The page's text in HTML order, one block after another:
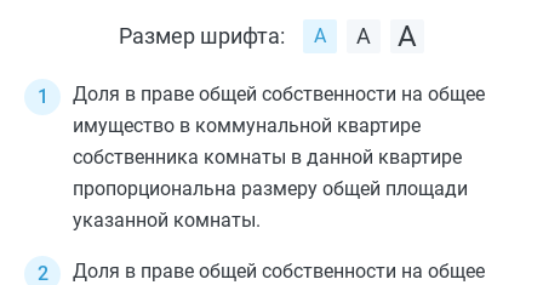
Размер шрифта:
Доля в праве общей собственности на общее
имущество в коммунальной квартире
собственника комнаты в данной квартире
пропорциональна размеру общей площади
указанной комнаты.
Доля в праве общей собственности на общее